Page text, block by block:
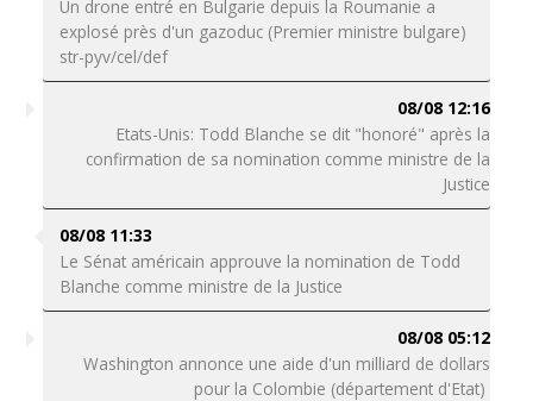
Un drone entré en Bulgarie depuis la Roumanie a
explosé près d'un gazoduc (Premier ministre bulgare)
str-pyv/cel/def
08/08 12:16
Etats-Unis: Todd Blanche se dit "honoré" après la
confirmation de sa nomination comme ministre de la
Justice
08/08 11:33
Le Sénat américain approuve la nomination de Todd
Blanche comme ministre de la Justice
08/08 05:12
Washington annonce une aide d'un milliard de dollars
pour la Colombie (département d'Etat)